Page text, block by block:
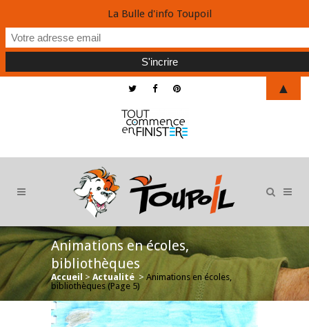
Animations en écoles,
bibliothèques
Accueil > Actualité > Animations en écoles,
bibliothèques(Page 5)
La Bulle d'info Toupoil
▲